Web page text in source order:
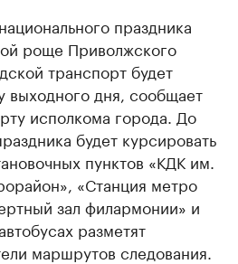
праздника
роще Приволжского
транспорт будет
выходного дня, сообщает
исполкома города. До
будет курсировать
пунктов «КДК им.
«Станция метро
зал филармонии» и
разметят
маршрутов следования.